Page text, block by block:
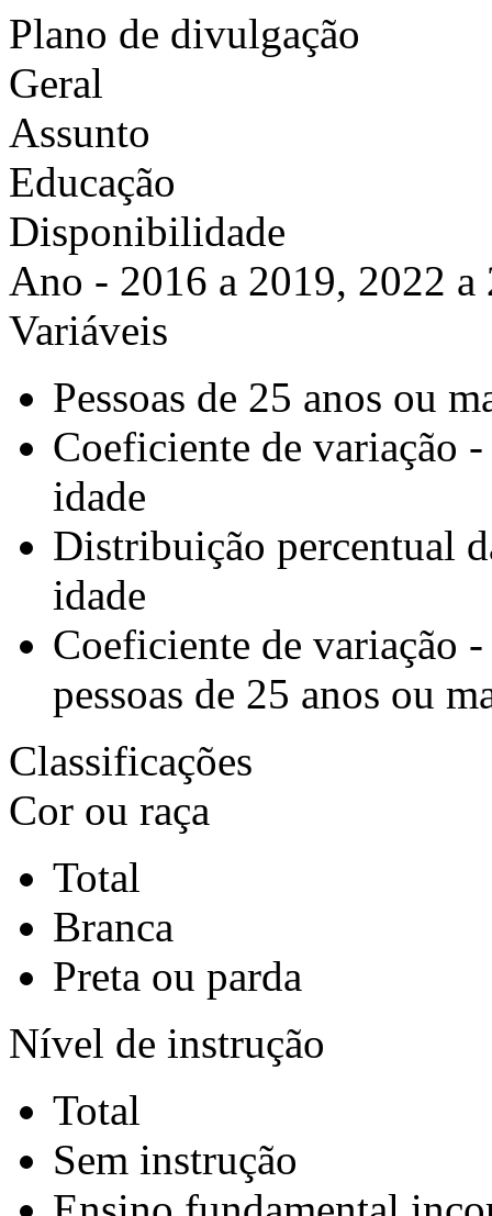
Plano de divulgação
Geral
Assunto
Educação
Disponibilidade
Ano - 2016 a 2019, 2022 a
Variáveis
Pessoas de 25 anos ou
Coeficiente de variação -
idade
Distribuição percentual
idade
Coeficiente de variação
pessoas de 25 anos ou
Classificações
Cor ou raça
Total
Branca
Preta ou parda
Nível de instrução
Total
Sem instrução